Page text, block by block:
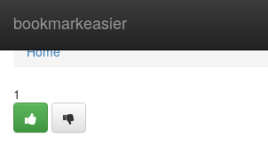
bookmarkeasier
Home
Home
1